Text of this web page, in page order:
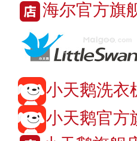
海尔官方旗
小天鹅洗衣
小天鹅官方